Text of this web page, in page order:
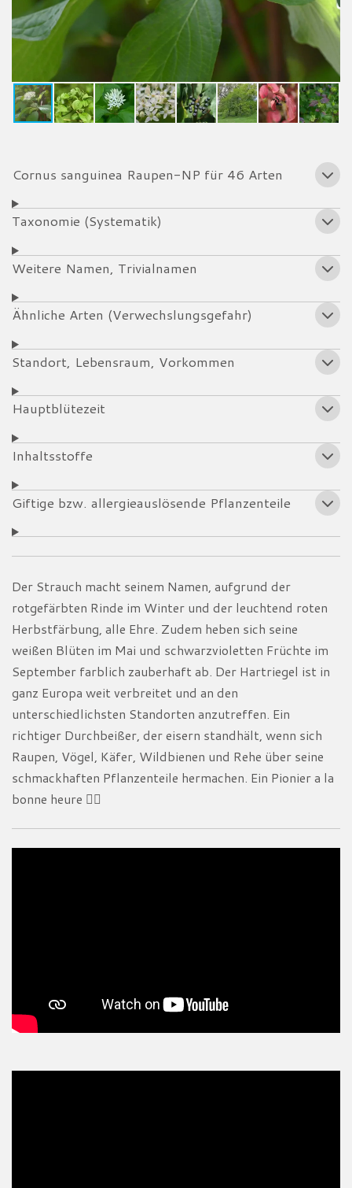
Cornus sanguinea Raupen-NP für 46 Arten
Taxonomie (Systematik)
Weitere Namen, Trivialnamen
Ähnliche Arten (Verwechslungsgefahr)
Standort, Lebensraum, Vorkommen
Hauptblütezeit
Inhaltsstoffe
Giftige bzw. allergieauslösende Pflanzenteile
Der Strauch macht seinem Namen, aufgrund der
rotgefärbten Rinde im Winter und der leuchtend roten
Herbstfärbung, alle Ehre. Zudem heben sich seine
weißen Blüten im Mai und schwarzvioletten Früchte im
September farblich zauberhaft ab. Der Hartriegel ist in
ganz Europa weit verbreitet und an den
unterschiedlichsten Standorten anzutreffen. Ein
richtiger Durchbeißer, der eisern standhält, wenn sich
Raupen, Vögel, Käfer, Wildbienen und Rehe über seine
schmackhaften Pflanzenteile hermachen. Ein Pionier a la
bonne heure 👌🏼